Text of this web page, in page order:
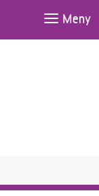
Meny